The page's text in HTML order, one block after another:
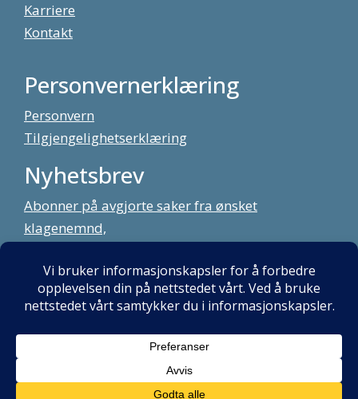
Karriere
Kontakt
Personvernerklæring
Personvern
Tilgjengelighetserklæring
Nyhetsbrev
Abonner på avgjorte saker fra ønsket
klagenemnd,